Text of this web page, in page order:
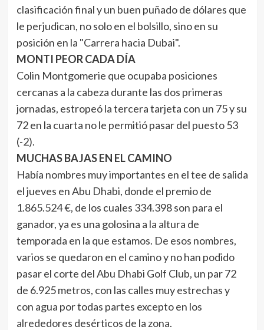
clasificación final y un buen puñado de dólares que
le perjudican, no solo en el bolsillo, sino en su
posición en la "Carrera hacia Dubai".
MONTI PEOR CADA DÍA
Colin Montgomerie que ocupaba posiciones
cercanas a la cabeza durante las dos primeras
jornadas, estropeó la tercera tarjeta con un 75 y su
72 en la cuarta no le permitió pasar del puesto 53
(-2).
MUCHAS BAJAS EN EL CAMINO
Había nombres muy importantes en el tee de salida
el jueves en Abu Dhabi, donde el premio de
1.865.524 €, de los cuales 334.398 son para el
ganador, ya es una golosina a la altura de
temporada en la que estamos. De esos nombres,
varios se quedaron en el camino y no han podido
pasar el corte del Abu Dhabi Golf Club, un par 72
de 6.925 metros, con las calles muy estrechas y
con agua por todas partes excepto en los
alrededores desérticos de la zona.